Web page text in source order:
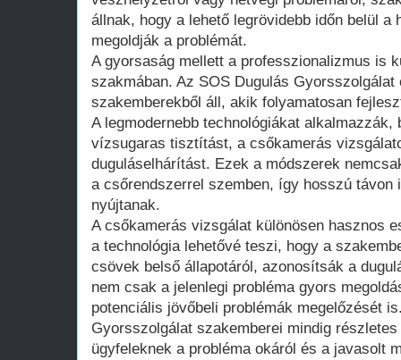
állnak, hogy a lehető legrövidebb időn belül
megoldják a problémát.
A gyorsaság mellett a professzionalizmus is
szakmában. Az SOS Dugulás
szakemberekből áll, akik folyamatosan
A legmodernebb technológiákat alkalmazzák,
vízsugaras tisztítást, a csőkamerás
duguláselhárítást. Ezek a módszerek
a csőrendszerrel szemben, így hosszú távon
nyújtanak.
A csőkamerás vizsgálat különösen hasznos
a technológia lehetővé teszi, hogy a
csövek belső állapotáról, azonosítsák a
nem csak a jelenlegi probléma gyors
potenciális jövőbeli problémák megelőzését
Gyorsszolgálat szakemberei mindig
ügyfeleknek a probléma okáról és a javasolt